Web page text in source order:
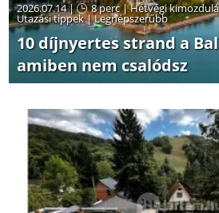
2026.07.14 | 8 perc|Hétvégi
Utazási tippek|Legnépszerűbb
10 díjnyertes strand a
amiben nem csalódsz